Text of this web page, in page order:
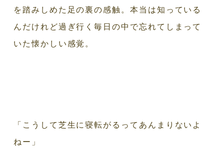
を踏みしめた足の裏の感触。本当は知っている
んだけれど過ぎ行く毎日の中で忘れてしまって
いた懐かしい感覚。
「こうして芝生に寝転がるってあんまりないよ
ねー」